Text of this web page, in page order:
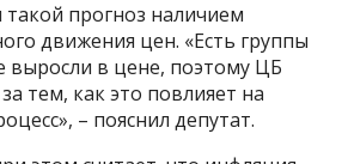
такой прогноз наличием
движения цен. «Есть группы
выросли в цене, поэтому ЦБ
тем, как это повлияет на
– пояснил депутат.